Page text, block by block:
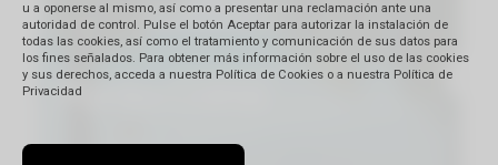
u a oponerse al mismo, así como a presentar una reclamación ante una
autoridad de control. Pulse el botón Aceptar para autorizar la instalación de
todas las cookies, así como el tratamiento y comunicación de sus datos para
los fines señalados. Para obtener más información sobre el uso de las cookies
y sus derechos, acceda a nuestra Política de Cookies o a nuestra Política de
Privacidad